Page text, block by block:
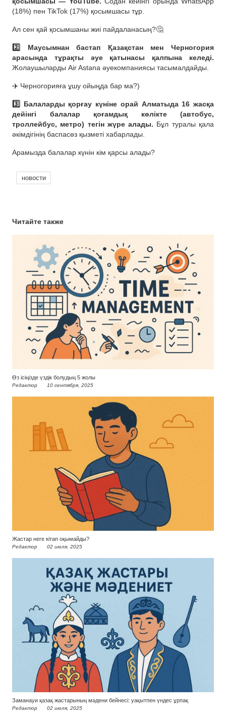
(18%) пен TikTok (17%) қосымшасы тұр.
Ал сен қай қосымшаны жиі пайдаланасың?🤔
2️⃣ Маусымнан бастап Қазақстан мен Черногория
арасында тұрақты әуе қатынасы қалпына келеді.
Жолаушыларды Air Astana әуекомпаниясы тасымалдайды.
✈️ Черногорияға ұшу ойыңда бар ма?)
3️⃣ Балаларды қорғау күніне орай Алматыда 16 жасқа
дейінгі балалар қоғамдық көлікте (автобус,
троллейбус, метро) тегін жүре алады. Бұл туралы қала
әкімдігінің баспасөз қызметі хабарлады.
Арамызда балалар күнін кім қарсы алады?
новости
Читайте также
Өз ісіңізде үздік болудың 5 жолы
Редактор 10 сентября, 2025
Жастар неге кітап оқымайды?
Редактор 02 июля, 2025
Заманауи қазақ жастарының мәдени бейнесі: уақытпен үндес ұрпақ
Редактор 02 июля, 2025